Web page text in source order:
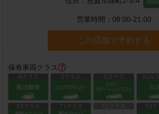
営業時間： 08:00-21:00
この店舗で予約する
保有車両クラス